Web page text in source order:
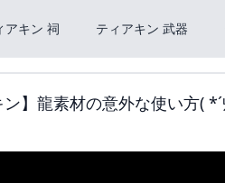
アキン 祠 ティアキン 武器
ン】龍素材の意外な使い方(